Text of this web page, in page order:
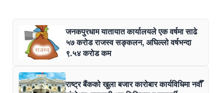
जनकपुरधाम यातायात कार्यालयले एक वर्षमा साढे
५७ करोड राजस्व सङ्कलन, अघिल्लो वर्षभन्दा
९.५४ करोड कम
राष्ट्र बैंकको खुला बजार कारोबार कार्यविधिमा नवौँ